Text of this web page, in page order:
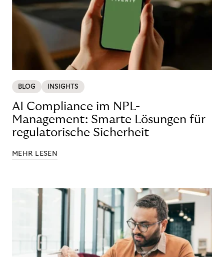
BLOG INSIGHTS
AI Compliance im NPL-
Management: Smarte Lösungen für
regulatorische Sicherheit
MEHR LESEN